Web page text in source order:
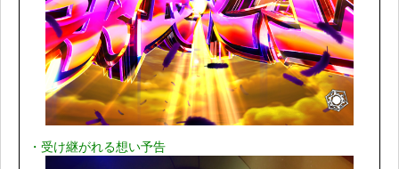
・受け継がれる想い予告